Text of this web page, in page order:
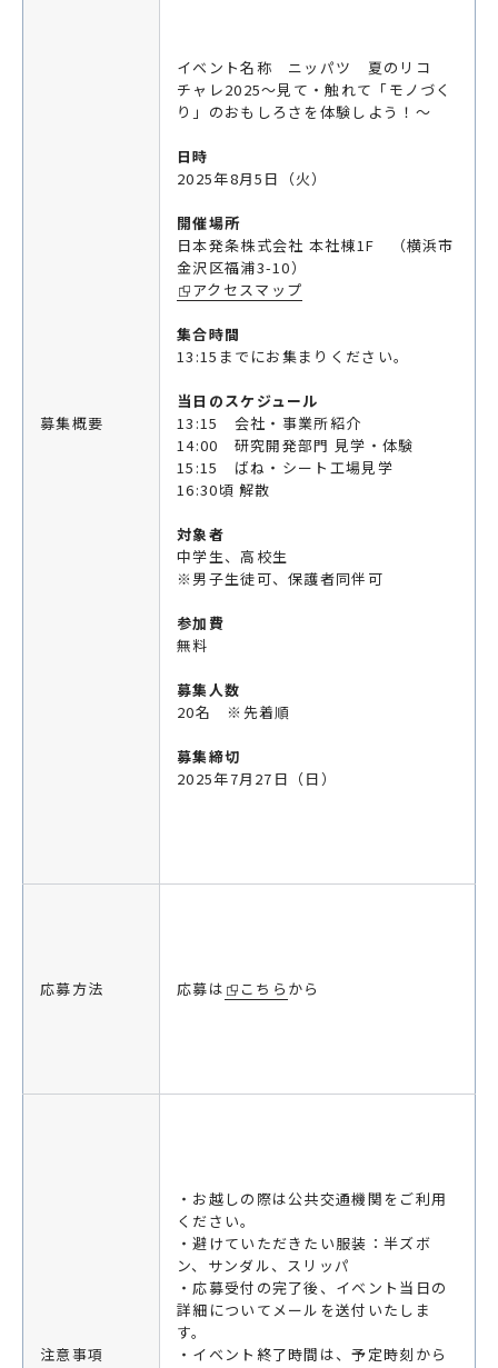
募集概要
イベント名称 ニッパツ 夏のリコ
チャレ2025～見て・触れて「モノづく
り」のおもしろさを体験しよう！～
日時
2025年8月5日（火）
開催場所
日本発条株式会社 本社棟1F （横浜市
金沢区福浦3-10）
アクセスマップ
集合時間
13:15までにお集まりください。
当日のスケジュール
13:15 会社・事業所紹介
14:00 研究開発部門 見学・体験
15:15 ばね・シート工場見学
16:30頃 解散
対象者
中学生、高校生
※男子生徒可、保護者同伴可
参加費
無料
募集人数
20名 ※先着順
募集締切
2025年7月27日（日）
応募方法 応募は こちら から
注意事項
・お越しの際は公共交通機関をご利用
ください。
・避けていただきたい服装：半ズボ
ン、サンダル、スリッパ
・応募受付の完了後、イベント当日の
詳細についてメールを送付いたしま
す。
・イベント終了時間は、予定時刻から